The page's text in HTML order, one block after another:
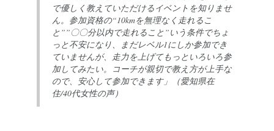
で優しく教えていただけるイベントを知りませ
ん。参加資格の“10kmを無理なく走れるこ
と””〇〇分以内で走れること”いう条件でちょ
っと不安になり、まだレベル1にしか参加でき
ていませんが、走力を上げてもっといろいろ参
加してみたい。コーチが親切で教え方が上手な
ので、安心して参加できます」（愛知県在
住/40代女性の声）